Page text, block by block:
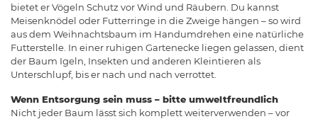
bietet er Vögeln Schutz vor Wind und Räubern. Du kannst
Meisenknödel oder Futterringe in die Zweige hängen – so wird
aus dem Weihnachtsbaum im Handumdrehen eine natürliche
Futterstelle. In einer ruhigen Gartenecke liegen gelassen, dient
der Baum Igeln, Insekten und anderen Kleintieren als
Unterschlupf, bis er nach und nach verrottet.
Wenn Entsorgung sein muss – bitte umweltfreundlich
Nicht jeder Baum lässt sich komplett weiterverwenden – vor